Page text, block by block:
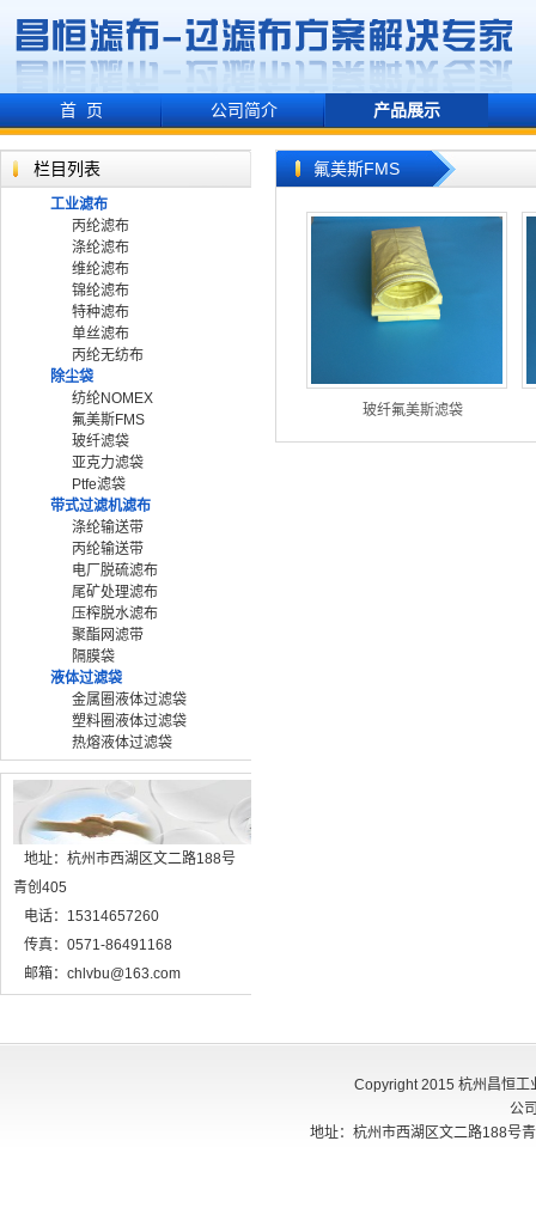
首 页 公司简介 产品展示
栏目列表
工业滤布
丙纶滤布
涤纶滤布
维纶滤布
锦纶滤布
特种滤布
单丝滤布
丙纶无纺布
除尘袋
纺纶NOMEX
氟美斯FMS
玻纤滤袋
亚克力滤袋
Ptfe滤袋
带式过滤机滤布
涤纶输送带
丙纶输送带
电厂脱硫滤布
尾矿处理滤布
压榨脱水滤布
聚酯网滤带
隔膜袋
液体过滤袋
金属圈液体过滤袋
塑料圈液体过滤袋
热熔液体过滤袋
地址：杭州市西湖区文二路188号
青创405
电话：15314657260
传真：0571-86491168
邮箱：chlvbu@163.com
氟美斯FMS
玻纤氟美斯滤袋
Copyright 2015 杭州昌恒工
公
地址：杭州市西湖区文二路188号